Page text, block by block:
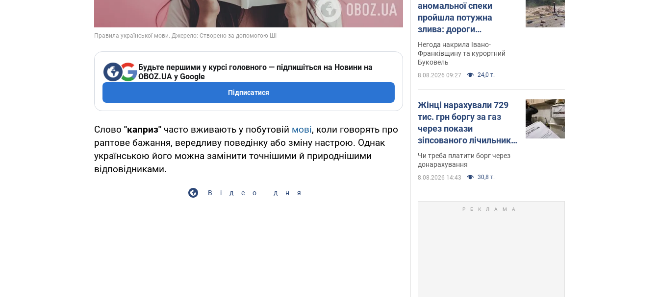
Будьте першими у курсі головного — підпишіться на Новини на
OBOZ.UA у Google
Підписатися
Слово "каприз" часто вживають у побутовій мові, коли говорять про
раптове бажання, вередливу поведінку або зміну настрою. Однак
українською його можна замінити точнішими й природнішими
відповідниками.
Відео дня
аномальної спеки
пройшла потужна
злива: дороги
перетворились на
річки. Відео
Негода накрила Івано-
Франківщину та курортний
Буковель
8.08.2026 09:27 24,0 т.
Жінці нарахували 729
тис. грн боргу за газ
через покази
зіпсованого лічильника:
суддя ухвалив
неочікуване рішення
Чи треба платити борг через
донарахування
8.08.2026 14:43 30,8 т.